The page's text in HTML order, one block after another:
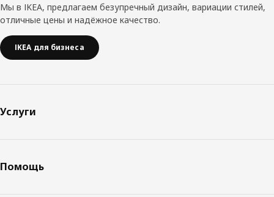
Мы в IKEA, предлагаем безупречный дизайн, вариации стилей,
отличные цены и надёжное качество.
IKEA для бизнеса
Услуги
Помощь